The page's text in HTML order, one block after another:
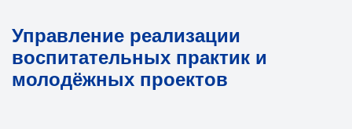
Управление реализации
воспитательных практик и
молодёжных проектов